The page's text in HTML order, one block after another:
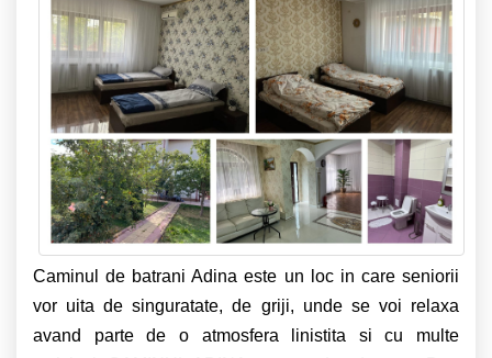
Caminul de batrani Adina este un loc in care seniorii
vor uita de singuratate, de griji, unde se voi relaxa
avand parte de o atmosfera linistita si cu multe